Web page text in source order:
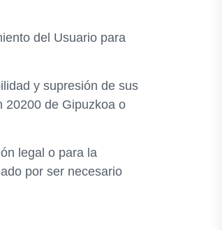
del Usuario para
y supresión de sus
20200 de Gipuzkoa o
legal o para la
por ser necesario